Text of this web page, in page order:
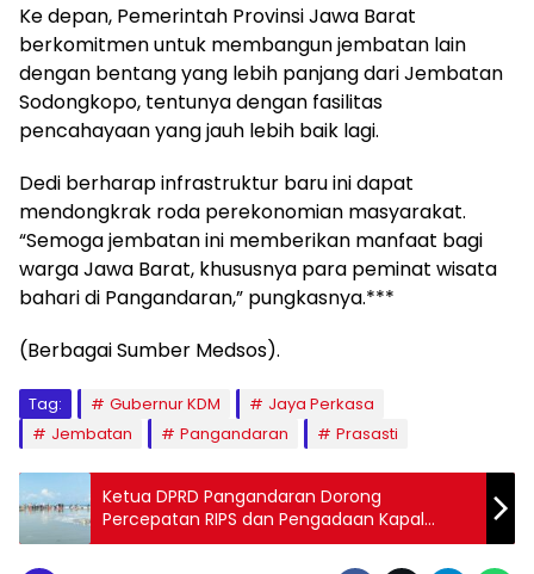
​Ke depan, Pemerintah Provinsi Jawa Barat
berkomitmen untuk membangun jembatan lain
dengan bentang yang lebih panjang dari Jembatan
Sodongkopo, tentunya dengan fasilitas
pencahayaan yang jauh lebih baik lagi.
​Dedi berharap infrastruktur baru ini dapat
mendongkrak roda perekonomian masyarakat.
“Semoga jembatan ini memberikan manfaat bagi
warga Jawa Barat, khususnya para peminat wisata
bahari di Pangandaran,” pungkasnya.***
(Berbagai Sumber Medsos).
Tag: Gubernur KDM
Jaya Perkasa
Jembatan
Pangandaran Prasasti
Ketua DPRD Pangandaran Dorong
Percepatan RIPS dan Pengadaan Kapal
Pembersih Laut untuk Atasi Persoalan